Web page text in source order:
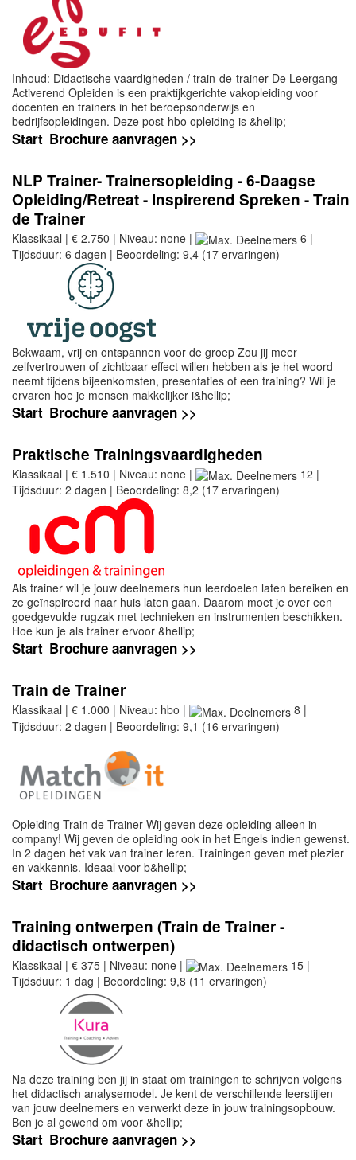
Inhoud: Didactische vaardigheden / train-de-trainer De Leergang
Activerend Opleiden is een praktijkgerichte vakopleiding voor
docenten en trainers in het beroepsonderwijs en
bedrijfsopleidingen. Deze post-hbo opleiding is &hellip;
Start Brochure aanvragen >>
NLP Trainer- Trainersopleiding - 6-Daagse
Opleiding/Retreat - Inspirerend Spreken - Train
de Trainer
Klassikaal | € 2.750 | Niveau: none |
6 |
Tijdsduur: 6 dagen | Beoordeling: 9,4 (17 ervaringen)
Bekwaam, vrij en ontspannen voor de groep Zou jij meer
zelfvertrouwen of zichtbaar effect willen hebben als je het woord
neemt tijdens bijeenkomsten, presentaties of een training? Wil je
ervaren hoe je mensen makkelijker i&hellip;
Start Brochure aanvragen >>
Praktische Trainingsvaardigheden
Klassikaal | € 1.510 | Niveau: none |
12 |
Tijdsduur: 2 dagen | Beoordeling: 8,2 (17 ervaringen)
Als trainer wil je jouw deelnemers hun leerdoelen laten bereiken en
ze geïnspireerd naar huis laten gaan. Daarom moet je over een
goedgevulde rugzak met technieken en instrumenten beschikken.
Hoe kun je als trainer ervoor &hellip;
Start Brochure aanvragen >>
Train de Trainer
Klassikaal | € 1.000 | Niveau: hbo |
8 |
Tijdsduur: 2 dagen | Beoordeling: 9,1 (16 ervaringen)
Opleiding Train de Trainer Wij geven deze opleiding alleen in-
company! Wij geven de opleiding ook in het Engels indien gewenst.
In 2 dagen het vak van trainer leren. Trainingen geven met plezier
en vakkennis. Ideaal voor b&hellip;
Start Brochure aanvragen >>
Training ontwerpen (Train de Trainer -
didactisch ontwerpen)
Klassikaal | € 375 | Niveau: none |
15 |
Tijdsduur: 1 dag | Beoordeling: 9,8 (11 ervaringen)
Na deze training ben jij in staat om trainingen te schrijven volgens
het didactisch analysemodel. Je kent de verschillende leerstijlen
van jouw deelnemers en verwerkt deze in jouw trainingsopbouw.
Ben je al gewend om voor &hellip;
Start Brochure aanvragen >>